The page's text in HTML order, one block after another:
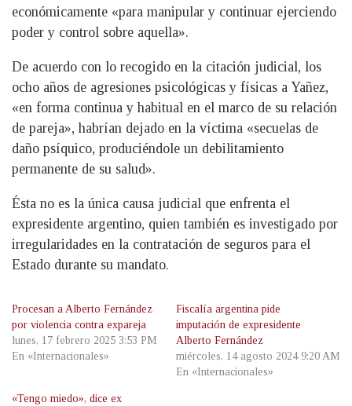
económicamente «para manipular y continuar ejerciendo
poder y control sobre aquella».
De acuerdo con lo recogido en la citación judicial, los
ocho años de agresiones psicológicas y físicas a Yañez,
«en forma continua y habitual en el marco de su relación
de pareja», habrían dejado en la víctima «secuelas de
daño psíquico, produciéndole un debilitamiento
permanente de su salud».
Ésta no es la única causa judicial que enfrenta el
expresidente argentino, quien también es investigado por
irregularidades en la contratación de seguros para el
Estado durante su mandato.
Procesan a Alberto Fernández
por violencia contra expareja
lunes, 17 febrero 2025 3:53 PM
En «Internacionales»
Fiscalía argentina pide
imputación de expresidente
Alberto Fernández
miércoles, 14 agosto 2024 9:20 AM
En «Internacionales»
«Tengo miedo», dice ex